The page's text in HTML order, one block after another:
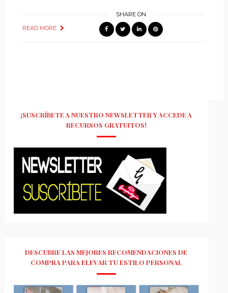
READ MORE
SHARE ON
¡SUSCRÍBETE A NUESTRO NEWSLETTER Y ACCEDE A
RECURSOS GRATUITOS!
DESCUBRE LAS MEJORES RECOMENDACIONES DE
COMPRA PARA ELEVAR TU ESTILO PERSONAL